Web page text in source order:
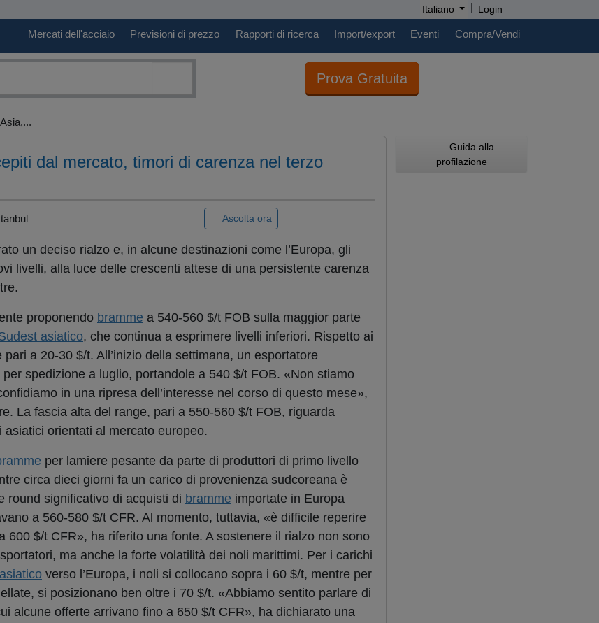
Italiano | Login
Mercati dell'acciaio Previsioni di prezzo Rapporti di ricerca Import/export Eventi Compra/Vendi
Prova Gratuita
dal mercato, timori di carenza nel terzo
Ascolta ora
un deciso rialzo e, in alcune destinazioni come l’Europa, gli
livelli, alla luce delle crescenti attese di una persistente carenza
proponendo bramme a 540-560 $/t FOB sulla maggior parte
asiatico, che continua a esprimere livelli inferiori. Rispetto ai
a 20-30 $/t. All’inizio della settimana, un esportatore
spedizione a luglio, portandole a 540 $/t FOB. «Non stiamo
in una ripresa dell’interesse nel corso di questo mese»,
La fascia alta del range, pari a 550-560 $/t FOB, riguarda
asiatici orientati al mercato europeo.
per lamiere pesante da parte di produttori di primo livello
circa dieci giorni fa un carico di provenienza sudcoreana è
round significativo di acquisti di bramme importate in Europa
a 560-580 $/t CFR. Al momento, tuttavia, «è difficile reperire
600 $/t CFR», ha riferito una fonte. A sostenere il rialzo non sono
ma anche la forte volatilità dei noli marittimi. Per i carichi
verso l’Europa, i noli si collocano sopra i 60 $/t, mentre per
si posizionano ben oltre i 70 $/t. «Abbiamo sentito parlare di
alcune offerte arrivano fino a 650 $/t CFR», ha dichiarato una
Guida alla
profilazione